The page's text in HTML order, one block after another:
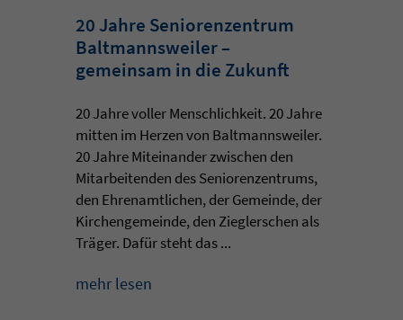
20 Jahre Seniorenzentrum
Baltmannsweiler –
gemeinsam in die Zukunft
20 Jahre voller Menschlichkeit. 20 Jahre
mitten im Herzen von Baltmannsweiler.
20 Jahre Miteinander zwischen den
Mitarbeitenden des Seniorenzentrums,
den Ehrenamtlichen, der Gemeinde, der
Kirchengemeinde, den Zieglerschen als
Träger. Dafür steht das ...
mehr lesen